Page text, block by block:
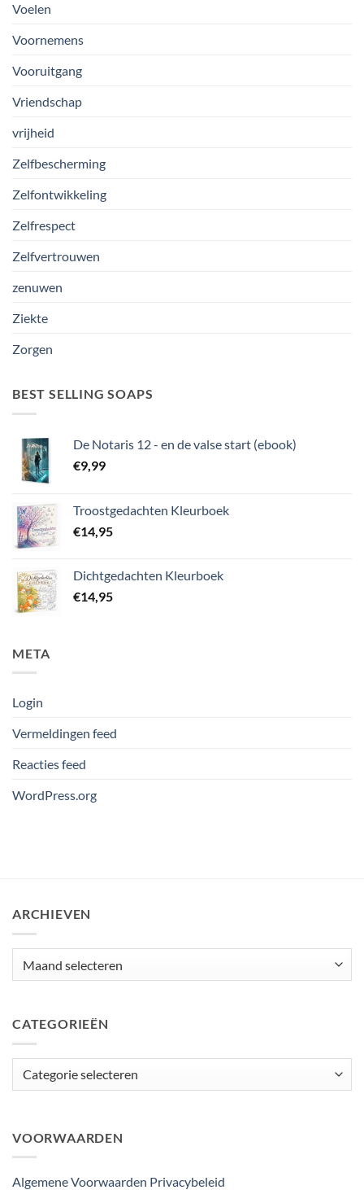
Voelen
Voornemens
Vooruitgang
Vriendschap
vrijheid
Zelfbescherming
Zelfontwikkeling
Zelfrespect
Zelfvertrouwen
zenuwen
Ziekte
Zorgen
BEST SELLING SOAPS
De Notaris 12 - en de valse start (ebook)
€9,99
Troostgedachten Kleurboek
€14,95
Dichtgedachten Kleurboek
€14,95
META
Login
Vermeldingen feed
Reacties feed
WordPress.org
ARCHIEVEN
CATEGORIEËN
VOORWAARDEN
Algemene Voorwaarden Privacybeleid